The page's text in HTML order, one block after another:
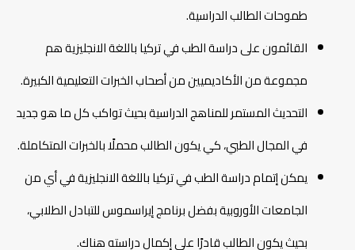
طموحات الطالب الدراسية.
القائمون على دراسة الطب في تركيا باللغة الانجليزية هم
مجموعة من الأكاديميين من أصحاب الخبرات التعليمية الكبيرة.
التحديث المستمر للمناهج الدراسية بحيث تواكب كل ما هو جديد
في المجال الطبي، كي يكون الطالب محملًا بالخبرات المتكاملة.
يمكن إتمام دراسة الطب في تركيا باللغة الانجليزية في أي من
الجامعات الأوروبية بفضل برنامج إيراسموس للتبادل الطلابي،
بحيث يكون الطالب قادرًا على إكمال دراسته هناك.